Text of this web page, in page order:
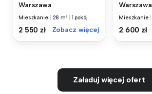
Warszawa
Mieszkanie 28 m² 1 pokój
2 550 zł Zobacz więcej
Warszawa
Mieszkanie
2 600 zł
Załaduj więcej ofert